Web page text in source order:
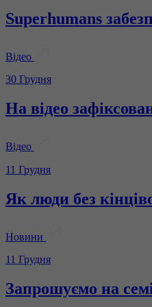
Superhumans
Відео
30 Грудня
На відео
Відео
11 Грудня
Як люди без
Новини
11 Грудня
Запрошуємо на